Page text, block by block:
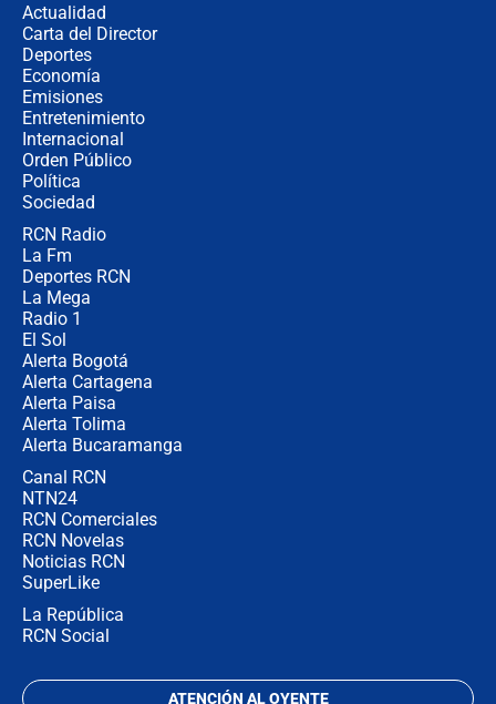
Actualidad
Carta del Director
Deportes
Economía
Emisiones
Entretenimiento
Internacional
Orden Público
Política
Sociedad
RCN Radio
La Fm
Deportes RCN
La Mega
Radio 1
El Sol
Alerta Bogotá
Alerta Cartagena
Alerta Paisa
Alerta Tolima
Alerta Bucaramanga
Canal RCN
NTN24
RCN Comerciales
RCN Novelas
Noticias RCN
SuperLike
La República
RCN Social
ATENCIÓN AL OYENTE